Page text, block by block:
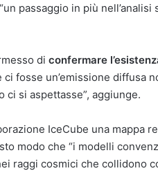
passaggio in più
di confermare
ci fosse un’emissione diffusa
ci si aspettasse”, aggiunge.
IceCube una mappa
modo che “i modelli
raggi cosmici che collidono